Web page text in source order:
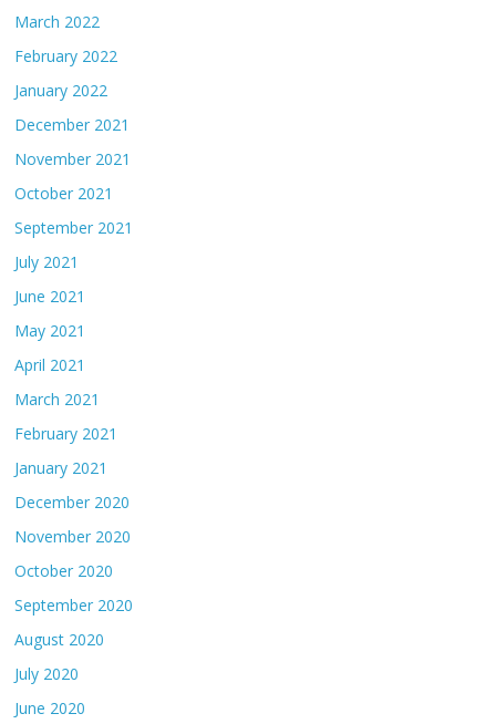
March 2022
February 2022
January 2022
December 2021
November 2021
October 2021
September 2021
July 2021
June 2021
May 2021
April 2021
March 2021
February 2021
January 2021
December 2020
November 2020
October 2020
September 2020
August 2020
July 2020
June 2020